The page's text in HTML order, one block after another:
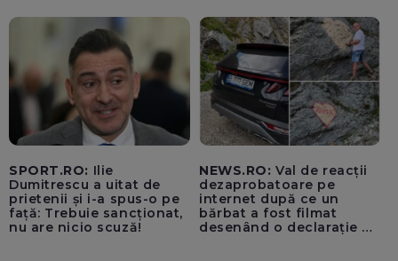
SPORT.RO: Ilie
Dumitrescu a uitat de
prietenii și i-a spus-o pe
față: Trebuie sancționat,
nu are nicio scuză!
NEWS.RO: Val de reacții
dezaprobatoare pe
internet după ce un
bărbat a fost filmat
desenând o declarație de